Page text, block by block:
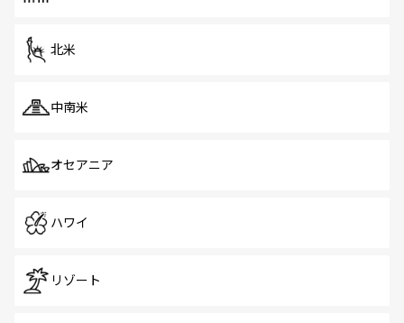
北米
中南米
オセアニア
ハワイ
リゾート